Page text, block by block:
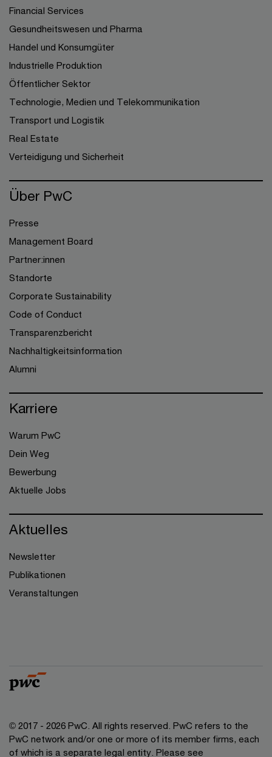
Financial Services
Gesundheitswesen und Pharma
Handel und Konsumgüter
Industrielle Produktion
Öffentlicher Sektor
Technologie, Medien und Telekommunikation
Transport und Logistik
Real Estate
Verteidigung und Sicherheit
Über PwC
Presse
Management Board
Partner:innen
Standorte
Corporate Sustainability
Code of Conduct
Transparenzbericht
Nachhaltigkeitsinformation
Alumni
Karriere
Warum PwC
Dein Weg
Bewerbung
Aktuelle Jobs
Aktuelles
Newsletter
Publikationen
Veranstaltungen
© 2017 - 2026 PwC. All rights reserved. PwC refers to the
PwC network and/or one or more of its member firms, each
of which is a separate legal entity. Please see